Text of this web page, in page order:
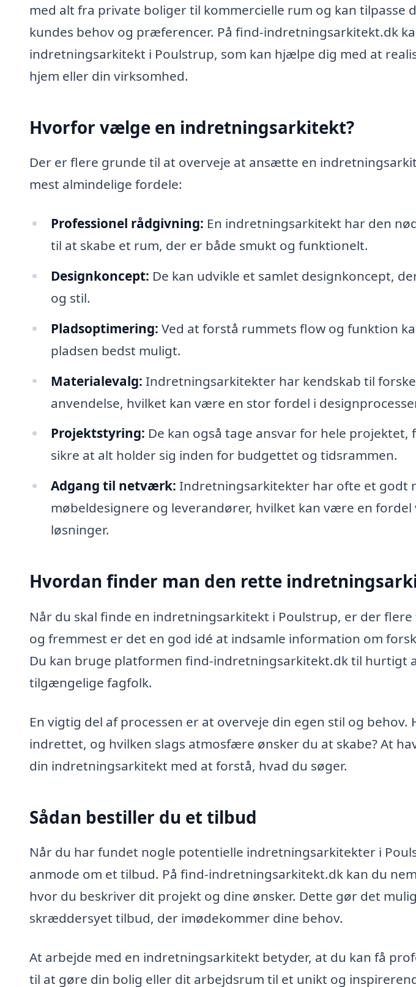
med alt fra private boliger til kommercielle rum og kan tilpasse
kundes behov og præferencer. På find-indretningsarkitekt.dk
indretningsarkitekt i Poulstrup, som kan hjælpe dig med at
hjem eller din virksomhed.
Hvorfor vælge en indretningsarkitekt?
Der er flere grunde til at overveje at ansætte en
mest almindelige fordele:
Professionel rådgivning: En indretningsarkitekt har den
til at skabe et rum, der er både smukt og funktionelt.
Designkoncept: De kan udvikle et samlet designkoncept,
og stil.
Pladsoptimering: Ved at forstå rummets flow og funktion
pladsen bedst muligt.
Materialevalg: Indretningsarkitekter har kendskab til
anvendelse, hvilket kan være en stor fordel i
Projektstyring: De kan også tage ansvar for hele
sikre at alt holder sig inden for budgettet og tidsrammen.
Adgang til netværk: Indretningsarkitekter har ofte et godt
møbeldesignere og leverandører, hvilket kan være en fordel
løsninger.
Hvordan finder man den rette
Når du skal finde en indretningsarkitekt i Poulstrup, er der
og fremmest er det en god idé at indsamle information om
Du kan bruge platformen find-indretningsarkitekt.dk til hurtigt
tilgængelige fagfolk.
En vigtig del af processen er at overveje din egen stil og behov.
indrettet, og hvilken slags atmosfære ønsker du at skabe? At
din indretningsarkitekt med at forstå, hvad du søger.
Sådan bestiller du et tilbud
Når du har fundet nogle potentielle indretningsarkitekter i
anmode om et tilbud. På find-indretningsarkitekt.dk kan du
hvor du beskriver dit projekt og dine ønsker. Dette gør det
skræddersyet tilbud, der imødekommer dine behov.
At arbejde med en indretningsarkitekt betyder, at du kan få
til at gøre din bolig eller dit arbejdsrum til et unikt og